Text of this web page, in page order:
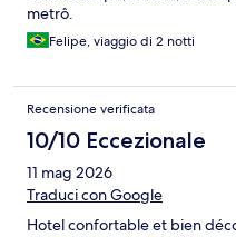
metrô.
Felipe, viaggio di 2 notti
Recensione verificata
10/10 Eccezionale
11 mag 2026
Traduci con Google
Hotel confortable et bien